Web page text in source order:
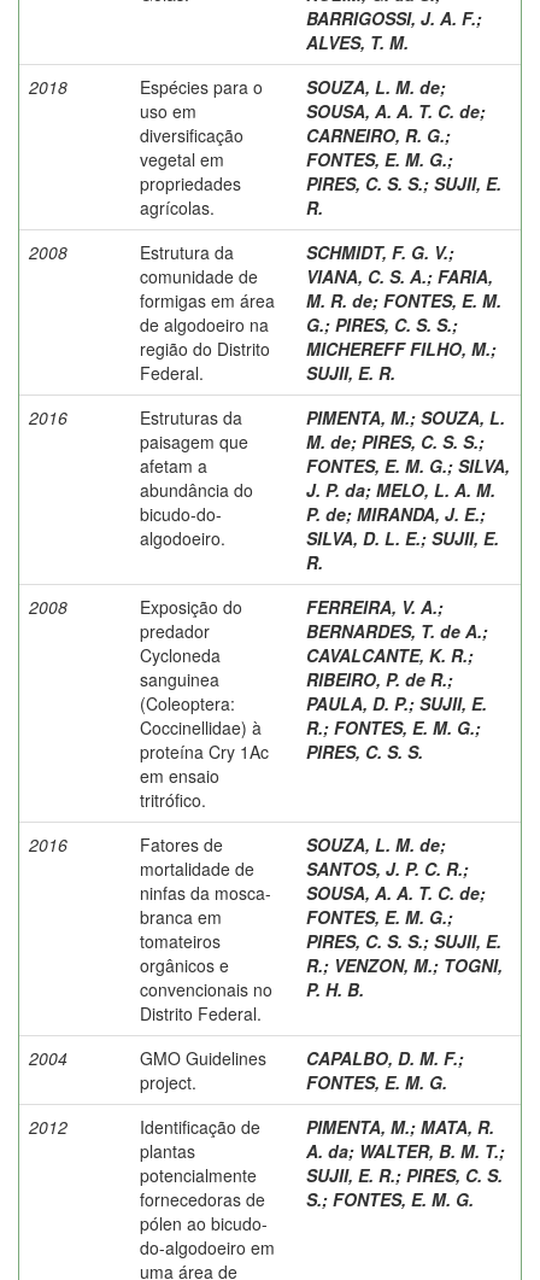
BARRIGOSSI, J. A. F.;
ALVES, T. M.
2018
Espécies para o
uso em
diversificação
vegetal em
propriedades
agrícolas.
SOUZA, L. M. de;
SOUSA, A. A. T. C. de;
CARNEIRO, R. G.;
FONTES, E. M. G.;
PIRES, C. S. S.; SUJII, E.
R.
2008
Estrutura da
comunidade de
formigas em área
de algodoeiro na
região do Distrito
Federal.
SCHMIDT, F. G. V.;
VIANA, C. S. A.; FARIA,
M. R. de; FONTES, E. M.
G.; PIRES, C. S. S.;
MICHEREFF FILHO, M.;
SUJII, E. R.
2016
Estruturas da
paisagem que
afetam a
abundância do
bicudo-do-
algodoeiro.
PIMENTA, M.; SOUZA, L.
M. de; PIRES, C. S. S.;
FONTES, E. M. G.; SILVA,
J. P. da; MELO, L. A. M.
P. de; MIRANDA, J. E.;
SILVA, D. L. E.; SUJII, E.
R.
2008
Exposição do
predador
Cycloneda
sanguinea
(Coleoptera:
Coccinellidae) à
proteína Cry 1Ac
em ensaio
tritrófico.
FERREIRA, V. A.;
BERNARDES, T. de A.;
CAVALCANTE, K. R.;
RIBEIRO, P. de R.;
PAULA, D. P.; SUJII, E.
R.; FONTES, E. M. G.;
PIRES, C. S. S.
2016
Fatores de
mortalidade de
ninfas da mosca-
branca em
tomateiros
orgânicos e
convencionais no
Distrito Federal.
SOUZA, L. M. de;
SANTOS, J. P. C. R.;
SOUSA, A. A. T. C. de;
FONTES, E. M. G.;
PIRES, C. S. S.; SUJII, E.
R.; VENZON, M.; TOGNI,
P. H. B.
2004
GMO Guidelines
project.
CAPALBO, D. M. F.;
FONTES, E. M. G.
2012
Identificação de
plantas
potencialmente
fornecedoras de
pólen ao bicudo-
do-algodoeiro em
uma área de
PIMENTA, M.; MATA, R.
A. da; WALTER, B. M. T.;
SUJII, E. R.; PIRES, C. S.
S.; FONTES, E. M. G.